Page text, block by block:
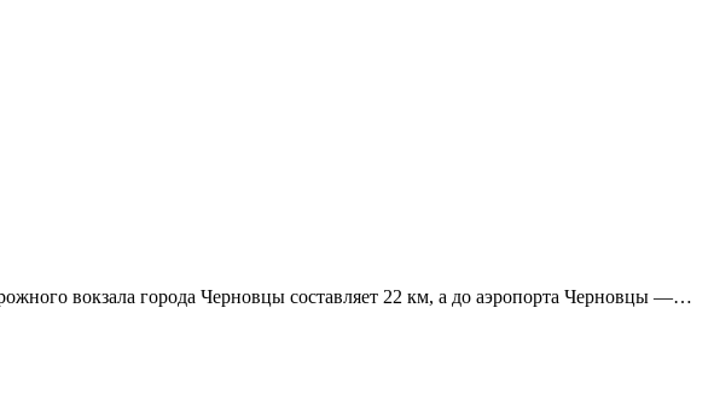
вокзала города Черновцы составляет 22 км, а до аэропорта Черновцы —…